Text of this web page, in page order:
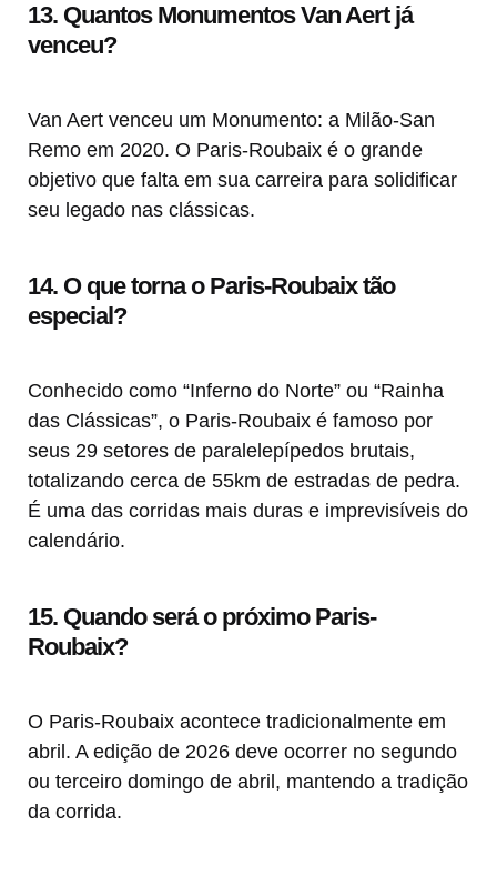
13. Quantos Monumentos Van Aert já
venceu?
Van Aert venceu um Monumento: a Milão-San
Remo em 2020. O Paris-Roubaix é o grande
objetivo que falta em sua carreira para solidificar
seu legado nas clássicas.
14. O que torna o Paris-Roubaix tão
especial?
Conhecido como “Inferno do Norte” ou “Rainha
das Clássicas”, o Paris-Roubaix é famoso por
seus 29 setores de paralelepípedos brutais,
totalizando cerca de 55km de estradas de pedra.
É uma das corridas mais duras e imprevisíveis do
calendário.
15. Quando será o próximo Paris-
Roubaix?
O Paris-Roubaix acontece tradicionalmente em
abril. A edição de 2026 deve ocorrer no segundo
ou terceiro domingo de abril, mantendo a tradição
da corrida.